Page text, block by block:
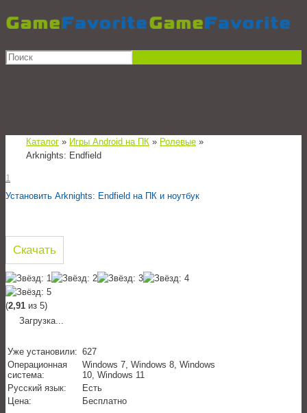
Каталог » Игры Android на ПК » Ролевые »
Arknights: Endfield
1
Установить Arknights: Endfield на ПК и ноутбук
Скачать
(2,91 из 5)
Загрузка...
Уже установили: 627
Операционная
система:
Windows 7, Windows 8, Windows
10, Windows 11
Русский язык:
Есть
Цена:
Бесплатно